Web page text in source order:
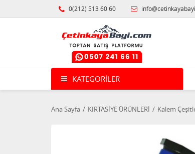
0(212) 513 60 60
KATEGORILER
Ana Sayfa KIRTASİYE ÜRÜNLERİ Kalem